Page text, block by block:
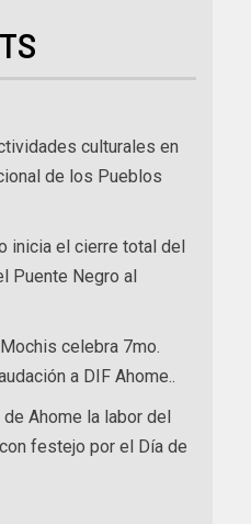
culturales en
de los Pueblos
inicia el cierre total del
Puente Negro al
celebra 7mo.
a DIF Ahome..
Ahome la labor del
festejo por el Día de